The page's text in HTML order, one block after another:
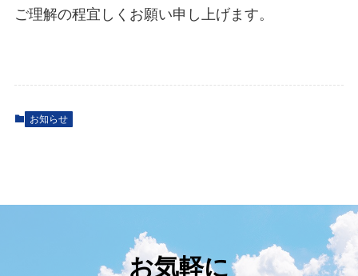
ご理解の程宜しくお願い申し上げます。
お知らせ
お気軽に